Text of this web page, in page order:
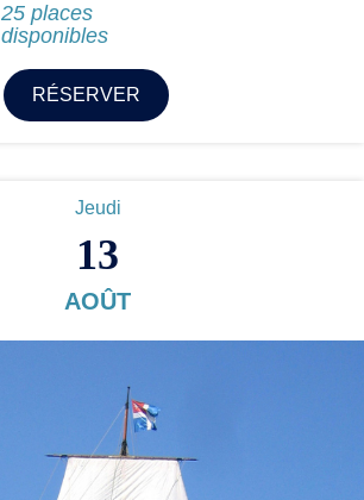
25 places
disponibles
RÉSERVER
Jeudi
13
AOÛT